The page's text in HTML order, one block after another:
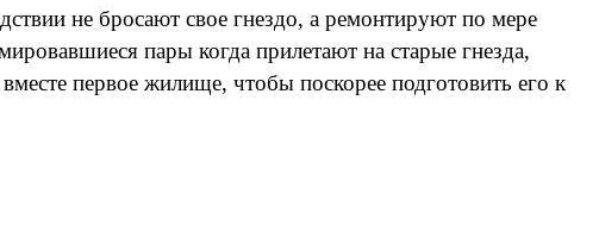
не бросают свое гнездо, а ремонтируют по мере
пары когда прилетают на старые гнезда,
первое жилище, чтобы поскорее подготовить его к